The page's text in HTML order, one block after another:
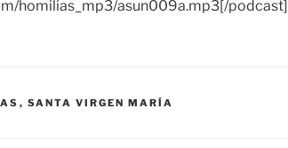
homilias_mp3/asun009a.mp3[/podcast]
, SANTA VIRGEN MARÍA